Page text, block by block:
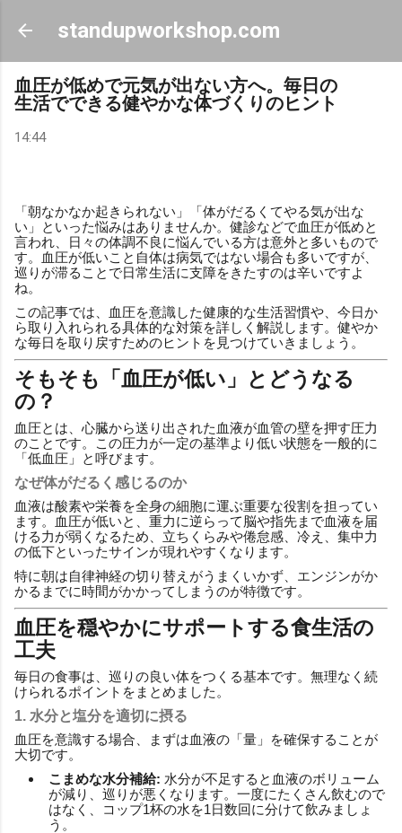
スキップしてメイン コンテンツに移動
standupworkshop.com
血圧が低めで元気が出ない方へ。毎日の
生活でできる健やかな体づくりのヒント
14:44
「朝なかなか起きられない」「体がだるくてやる気が出な
い」といった悩みはありませんか。健診などで血圧が低めと
言われ、日々の体調不良に悩んでいる方は意外と多いもので
す。血圧が低いこと自体は病気ではない場合も多いですが、
巡りが滞ることで日常生活に支障をきたすのは辛いですよ
ね。
この記事では、血圧を意識した健康的な生活習慣や、今日か
ら取り入れられる具体的な対策を詳しく解説します。健やか
な毎日を取り戻すためのヒントを見つけていきましょう。
そもそも「血圧が低い」とどうなる
の？
血圧とは、心臓から送り出された血液が血管の壁を押す圧力
のことです。この圧力が一定の基準より低い状態を一般的に
「低血圧」と呼びます。
なぜ体がだるく感じるのか
血液は酸素や栄養を全身の細胞に運ぶ重要な役割を担ってい
ます。血圧が低いと、重力に逆らって脳や指先まで血液を届
ける力が弱くなるため、立ちくらみや倦怠感、冷え、集中力
の低下といったサインが現れやすくなります。
特に朝は自律神経の切り替えがうまくいかず、エンジンがか
かるまでに時間がかかってしまうのが特徴です。
血圧を穏やかにサポートする食生活の
工夫
毎日の食事は、巡りの良い体をつくる基本です。無理なく続
けられるポイントをまとめました。
1. 水分と塩分を適切に摂る
血圧を意識する場合、まずは血液の「量」を確保することが
大切です。
こまめな水分補給: 水分が不足すると血液のボリューム
が減り、巡りが悪くなります。一度にたくさん飲むので
はなく、コップ1杯の水を1日数回に分けて飲みましょ
う。